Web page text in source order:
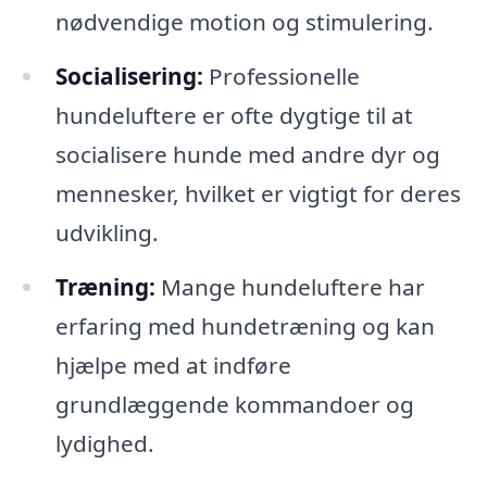
nødvendige motion og stimulering.
Socialisering: Professionelle
hundeluftere er ofte dygtige til at
socialisere hunde med andre dyr og
mennesker, hvilket er vigtigt for deres
udvikling.
Træning: Mange hundeluftere har
erfaring med hundetræning og kan
hjælpe med at indføre
grundlæggende kommandoer og
lydighed.